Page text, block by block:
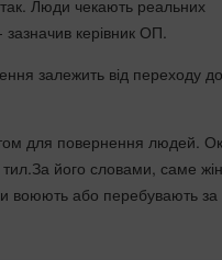
так. Люди чекають реальних
зазначив керівник ОП.
залежить від переходу до
для повернення людей.
тил.За його словами, саме
воюють або перебувають за